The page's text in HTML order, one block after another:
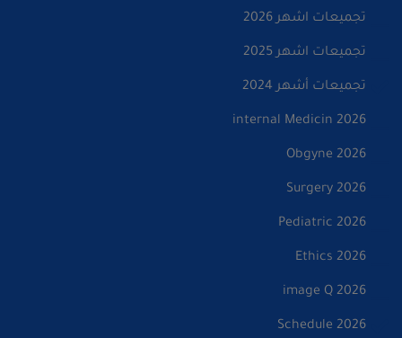
تجميعات اشهر 2026
تجميعات اشهر 2025
تجميعات أشهر 2024
internal Medicin 2026
Obgyne 2026
Surgery 2026
Pediatric 2026
Ethics 2026
image Q 2026
Schedule 2026